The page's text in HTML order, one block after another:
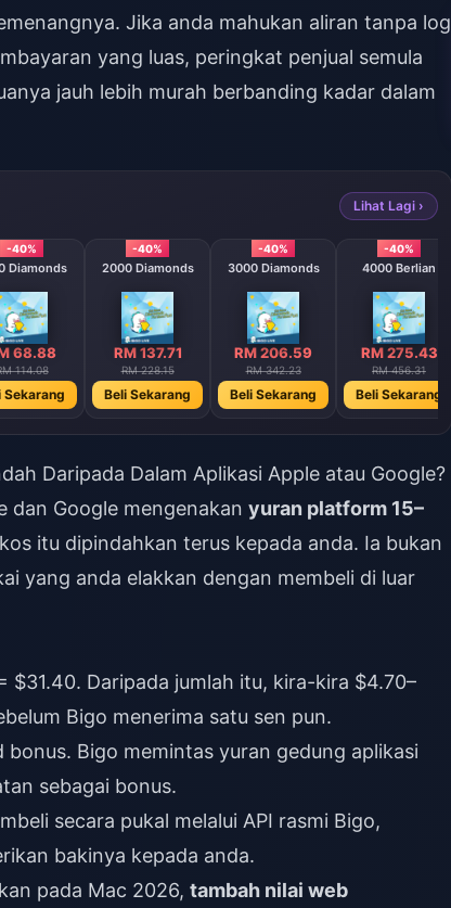
Jika anda mahukan aliran tanpa log
yang luas, peringkat penjual semula
jauh lebih murah berbanding kadar dalam
Lihat Lagi ›
-40%
Diamonds
68.88
114.08
Sekarang
-40%
2000 Diamonds
RM 137.71
RM 228.15
Beli Sekarang
-40%
3000 Diamonds
RM 206.59
RM 342.23
Beli Sekarang
-40%
4000 Berlian
RM 275.43
RM 456.31
Beli Sekarang
Daripada Dalam Aplikasi Apple atau Google?
dan Google mengenakan yuran platform 15–
itu dipindahkan terus kepada anda. Ia bukan
yang anda elakkan dengan membeli di luar
$31.40. Daripada jumlah itu, kira-kira $4.70–
Bigo menerima satu sen pun.
bonus. Bigo memintas yuran gedung aplikasi
sebagai bonus.
secara pukal melalui API rasmi Bigo,
bakinya kepada anda.
pada Mac 2026, tambah nilai web